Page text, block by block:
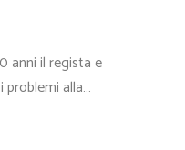
anni il regista e
problemi alla…